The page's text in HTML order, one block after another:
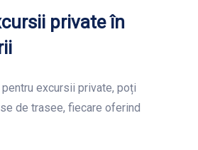
private în
excursii private, poți
de trasee, fiecare oferind